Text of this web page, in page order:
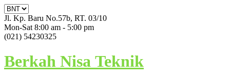
Jl. Kp. Baru No.57b, RT. 03/10
Mon-Sat 8:00 am - 5:00 pm
(021) 54230325
Berkah Nisa Teknik